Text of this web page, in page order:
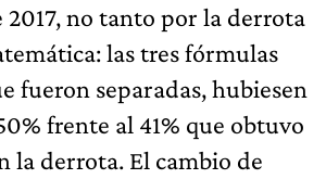
2017, no tanto por la derrota
las tres fórmulas
fueron separadas, hubiesen
frente al 41% que obtuvo
la derrota. El cambio de